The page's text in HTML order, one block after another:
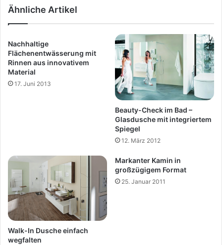
Ähnliche Artikel
Nachhaltige
Flächenentwässerung mit
Rinnen aus innovativem
Material
17. Juni 2013
Beauty-Check im Bad –
Glasdusche mit integriertem
Spiegel
12. März 2012
Walk-In Dusche einfach
wegfalten
Markanter Kamin in
großzügigem Format
25. Januar 2011